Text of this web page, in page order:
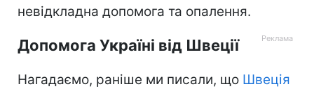
невідкладна допомога та опалення.
Допомога Україні від Швеції
Нагадаємо, раніше ми писали, що Швеція